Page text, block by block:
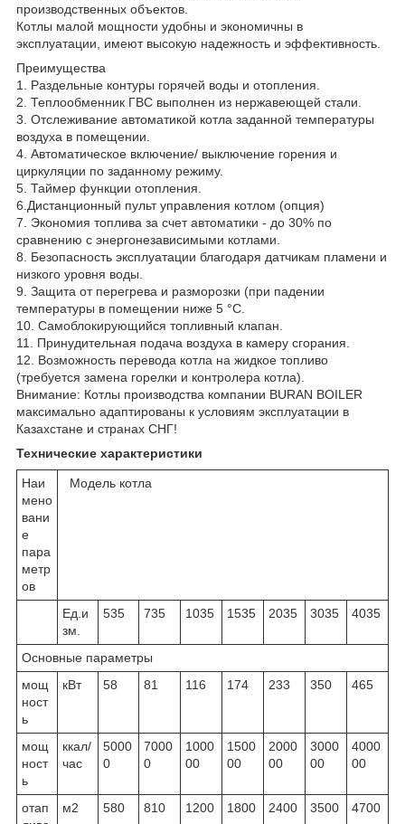
производственных объектов.
Котлы малой мощности удобны и экономичны в
эксплуатации, имеют высокую надежность и эффективность.
Преимущества
1. Раздельные контуры горячей воды и отопления.
2. Теплообменник ГВС выполнен из нержавеющей стали.
3. Отслеживание автоматикой котла заданной температуры
воздуха в помещении.
4. Автоматическое включение/ выключение горения и
циркуляции по заданному режиму.
5. Таймер функции отопления.
6.Дистанционный пульт управления котлом (опция)
7. Экономия топлива за счет автоматики - до 30% по
сравнению с энергонезависимыми котлами.
8. Безопасность эксплуатации благодаря датчикам пламени и
низкого уровня воды.
9. Защита от перегрева и разморозки (при падении
температуры в помещении ниже 5 °С.
10. Самоблокирующийся топливный клапан.
11. Принудительная подача воздуха в камеру сгорания.
12. Возможность перевода котла на жидкое топливо
(требуется замена горелки и контролера котла).
Внимание: Котлы производства компании BURAN BOILER
максимально адаптированы к условиям эксплуатации в
Казахстане и странах СНГ!
Технические характеристики
Наи
мено
вани
е
пара
метр
ов
Модель котла
Ед.и
зм.
535 735 1035 1535 2035 3035 4035
Основные параметры
мощ
ност
ь
кВт 58 81 116 174 233 350 465
мощ
ност
ь
ккал/
час
5000
0
7000
0
1000
00
1500
00
2000
00
3000
00
4000
00
отап
м2 580 810 1200 1800 2400 3500 4700